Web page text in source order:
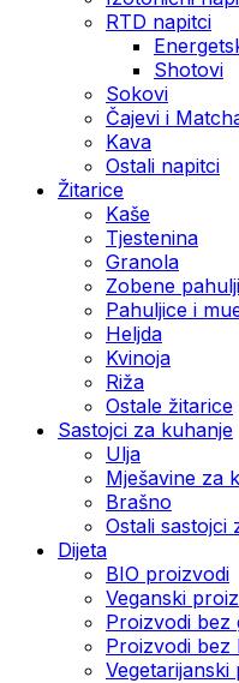
RTD napitci
Shotovi
Sokovi
Čajevi i
Kava
Ostali napitci
Žitarice
Kaše
Tjestenina
Granola
Zobene
Pahuljice i
Heljda
Kvinoja
Riža
Ostale žitarice
Sastojci za kuhanje
Ulja
Mješavine za
Brašno
Ostali sastojci
Dijeta
BIO proizvodi
Veganski
Proizvodi bez
Proizvodi bez
Vegetarijanski